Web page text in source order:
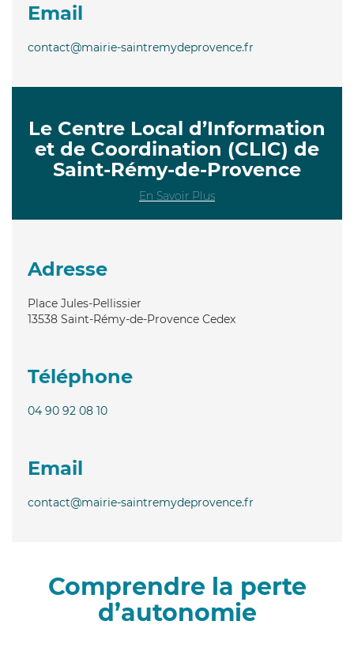
Email
contact@mairie-saintremydeprovence.fr
Le Centre Local d’Information
et de Coordination (CLIC) de
Saint-Rémy-de-Provence
En Savoir Plus
Adresse
Place Jules-Pellissier
13538 Saint-Rémy-de-Provence Cedex
Téléphone
04 90 92 08 10
Email
contact@mairie-saintremydeprovence.fr
Comprendre la perte
d’autonomie